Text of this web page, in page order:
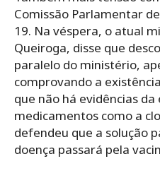
Comissão Parlamentar
19. Na véspera, o atual
Queiroga, disse que
paralelo do ministério,
comprovando a
que não há evidências da
medicamentos como a
defendeu que a solução
doença passará pela